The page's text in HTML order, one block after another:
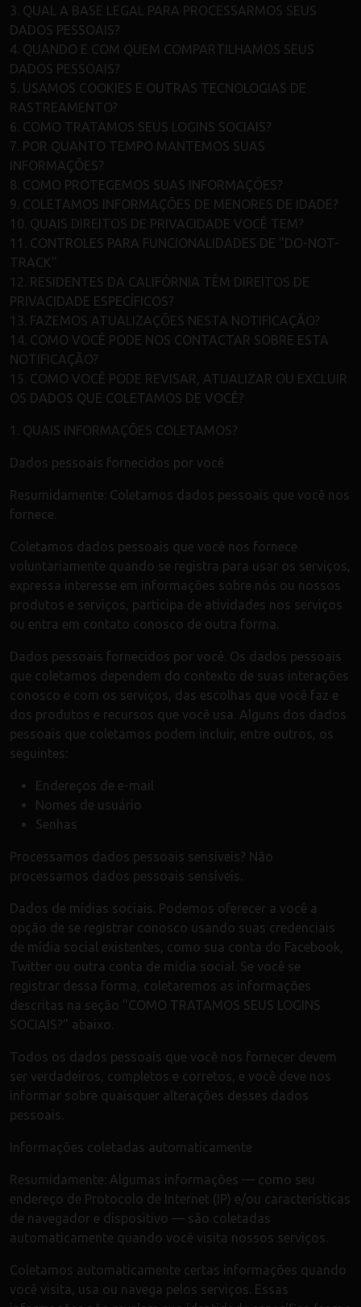
3. QUAL A BASE LEGAL PARA PROCESSARMOS SEUS
DADOS PESSOAIS?
4. QUANDO E COM QUEM COMPARTILHAMOS SEUS
DADOS PESSOAIS?
5. USAMOS COOKIES E OUTRAS TECNOLOGIAS DE
RASTREAMENTO?
6. COMO TRATAMOS SEUS LOGINS SOCIAIS?
7. POR QUANTO TEMPO MANTEMOS SUAS
INFORMAÇÕES?
8. COMO PROTEGEMOS SUAS INFORMAÇÕES?
9. COLETAMOS INFORMAÇÕES DE MENORES DE IDADE?
10. QUAIS DIREITOS DE PRIVACIDADE VOCÊ TEM?
11. CONTROLES PARA FUNCIONALIDADES DE "DO-NOT-
TRACK"
12. RESIDENTES DA CALIFÓRNIA TÊM DIREITOS DE
PRIVACIDADE ESPECÍFICOS?
13. FAZEMOS ATUALIZAÇÕES NESTA NOTIFICAÇÃO?
14. COMO VOCÊ PODE NOS CONTACTAR SOBRE ESTA
NOTIFICAÇÃO?
15. COMO VOCÊ PODE REVISAR, ATUALIZAR OU EXCLUIR
OS DADOS QUE COLETAMOS DE VOCÊ?
1. QUAIS INFORMAÇÕES COLETAMOS?
Dados pessoais fornecidos por você
Resumidamente: Coletamos dados pessoais que você nos
fornece.
Coletamos dados pessoais que você nos fornece
voluntariamente quando se registra para usar os serviços,
expressa interesse em informações sobre nós ou nossos
produtos e serviços, participa de atividades nos serviços
ou entra em contato conosco de outra forma.
Dados pessoais fornecidos por você. Os dados pessoais
que coletamos dependem do contexto de suas interações
conosco e com os serviços, das escolhas que você faz e
dos produtos e recursos que você usa. Alguns dos dados
pessoais que coletamos podem incluir, entre outros, os
seguintes:
Endereços de e-mail
Nomes de usuário
Senhas
Processamos dados pessoais sensíveis? Não
processamos dados pessoais sensíveis.
Dados de mídias sociais. Podemos oferecer a você a
opção de se registrar conosco usando suas credenciais
de mídia social existentes, como sua conta do Facebook,
Twitter ou outra conta de mídia social. Se você se
registrar dessa forma, coletaremos as informações
descritas na seção "COMO TRATAMOS SEUS LOGINS
SOCIAIS?" abaixo.
Todos os dados pessoais que você nos fornecer devem
ser verdadeiros, completos e corretos, e você deve nos
informar sobre quaisquer alterações desses dados
pessoais.
Informações coletadas automaticamente
Resumidamente: Algumas informações — como seu
endereço de Protocolo de Internet (IP) e/ou características
de navegador e dispositivo — são coletadas
automaticamente quando você visita nossos serviços.
Coletamos automaticamente certas informações quando
você visita, usa ou navega pelos serviços. Essas